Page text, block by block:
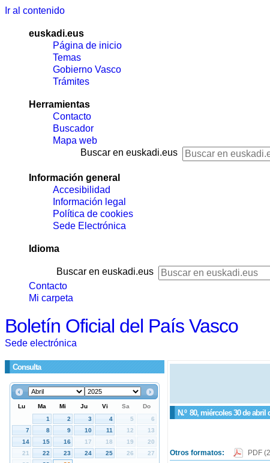
Ir al contenido
euskadi.eus
Página de inicio
Temas
Gobierno Vasco
Trámites
Herramientas
Contacto
Buscador
Mapa web
Buscar en euskadi.eus
Información general
Accesibilidad
Información legal
Política de cookies
Sede Electrónica
Idioma
Buscar en euskadi.eus
Contacto
Mi carpeta
Boletín Oficial del País Vasco
Sede electrónica
Consulta
N.º 80, miércoles 30 de abril
Otros formatos: PDF